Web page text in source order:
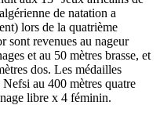
de natation a
lors de la quatrième
sont revenues au nageur
et au 50 mètres brasse, et
dos. Les médailles
au 400 mètres quatre
libre x 4 féminin.